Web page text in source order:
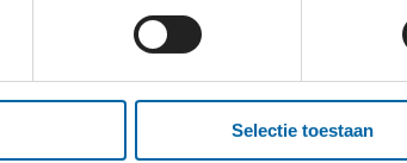
Selectie toestaan